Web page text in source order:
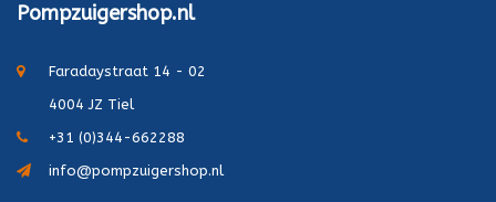
Pompzuigershop.nl
Faradaystraat 14 - 02
4004 JZ Tiel
+31 (0)344-662288
info@pompzuigershop.nl